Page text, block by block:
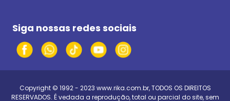
Siga nossas redes sociais
Copyright © 1992 - 2023 www.rika.com.br, TODOS OS DIREITOS
RESERVADOS. É vedada a reprodução, total ou parcial do site, sem